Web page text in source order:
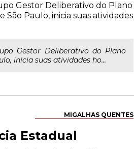
Gestor Deliberativo do Plano
Paulo, inicia suas atividades
Gestor Deliberativo do Plano
inicia suas atividades ho...
MIGALHAS QUENTES
Estadual